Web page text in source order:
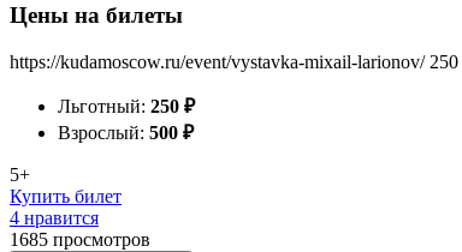
Цены на билеты
https://kudamoscow.ru/event/vystavka-mixail-larionov/ 250
Льготный: 250 ₽
Взрослый: 500 ₽
5+
Купить билет
4 нравится
1685 просмотров